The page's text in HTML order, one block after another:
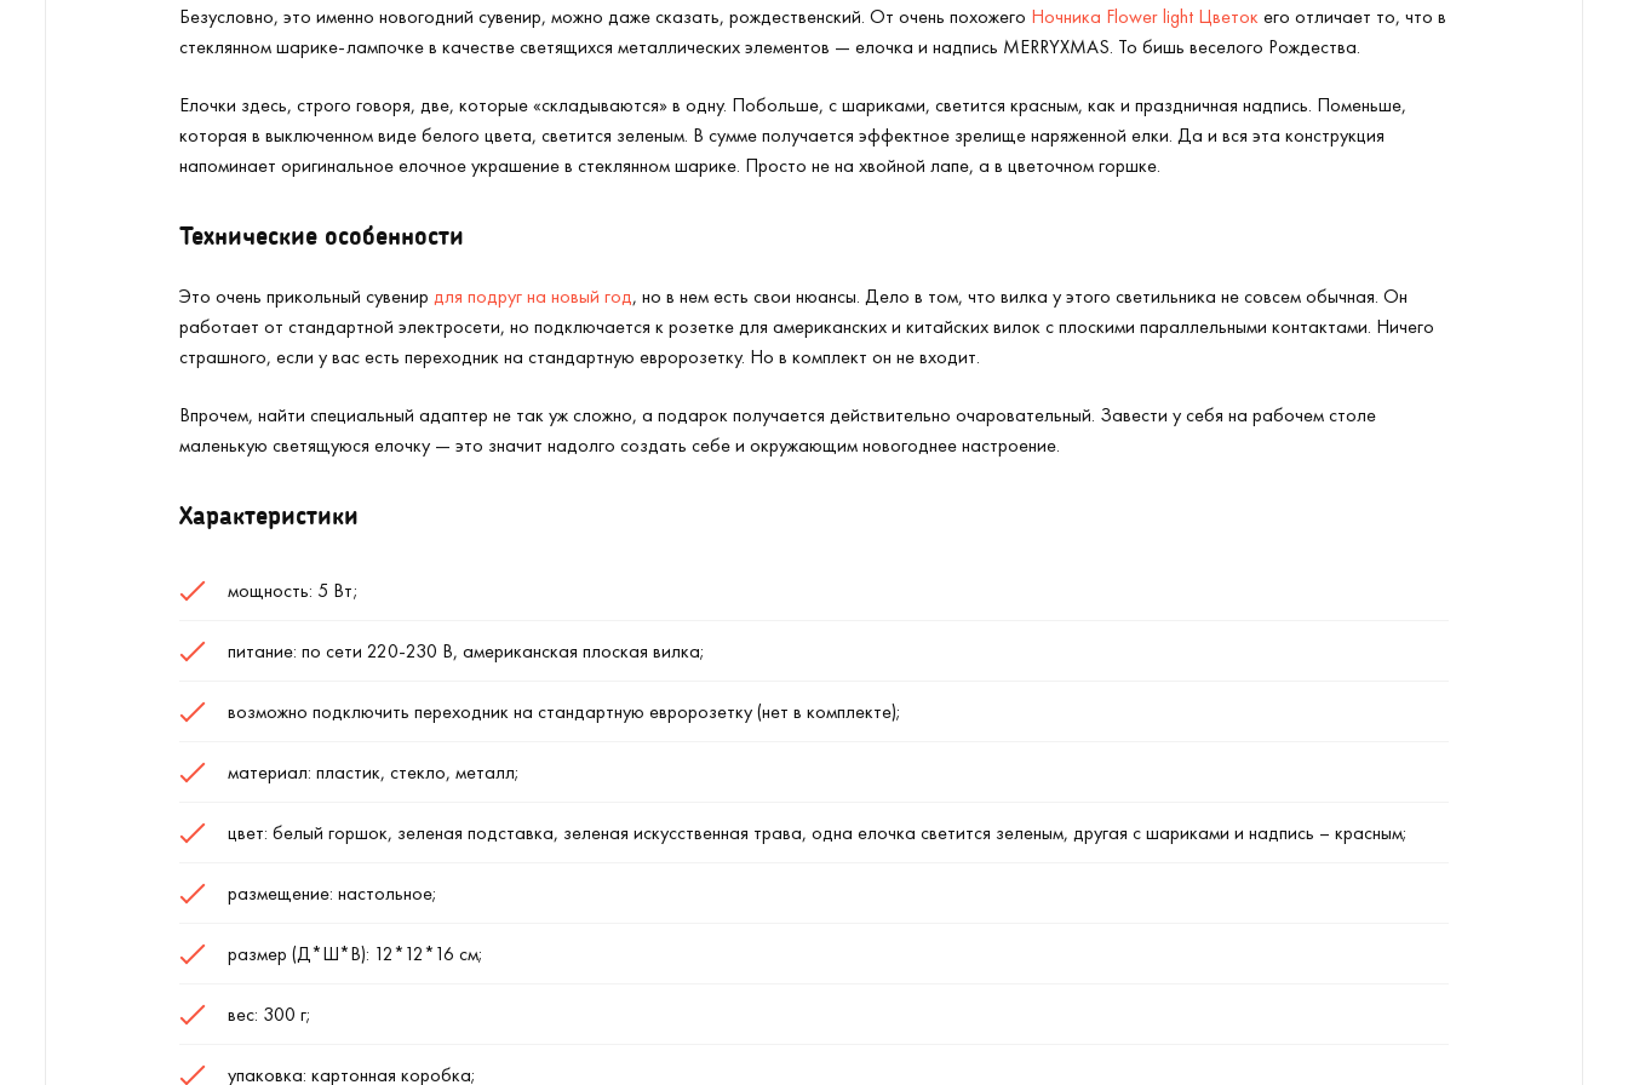
Безусловно, это именно новогодний сувенир, можно даже сказать, рождественский. От очень похожего Ночника Flower light Цветокего отличает то, что в
стеклянном шарике-лампочке в качестве светящихся металлических элементов — елочка и надпись MERRYXMAS. То бишь веселого Рождества.
Елочки здесь, строго говоря, две, которые «складываются» в одну. Побольше, с шариками, светится красным, как и праздничная надпись. Поменьше,
которая в выключенном виде белого цвета, светится зеленым. В сумме получается эффектное зрелище наряженной елки. Да и вся эта конструкция
напоминает оригинальное елочное украшение в стеклянном шарике. Просто не на хвойной лапе, а в цветочном горшке.
Технические особенности
Это очень прикольный сувенир для подруг на новый год, но в нем есть свои нюансы. Дело в том, что вилка у этого светильника не совсем обычная. Он
работает от стандартной электросети, но подключается к розетке для американских и китайских вилок с плоскими параллельными контактами. Ничего
страшного, если у вас есть переходник на стандартную евророзетку. Но в комплект он не входит.
Впрочем, найти специальный адаптер не так уж сложно, а подарок получается действительно очаровательный. Завести у себя на рабочем столе
маленькую светящуюся елочку — это значит надолго создать себе и окружающим новогоднее настроение.
Характеристики
мощность: 5 Вт;
питание: по сети 220-230 В, американская плоская вилка;
возможно подключить переходник на стандартную евророзетку (нет в комплекте);
материал: пластик, стекло, металл;
цвет: белый горшок, зеленая подставка, зеленая искусственная трава, одна елочка светится зеленым, другая с шариками и надпись – красным;
размещение: настольное;
размер (Д*Ш*В): 12*12*16 см;
вес: 300 г;
упаковка: картонная коробка;